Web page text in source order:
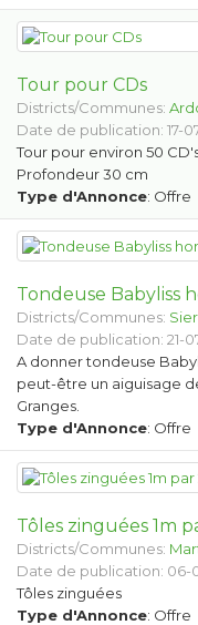
Tour pour CDs
Districts/Communes:
Date de publication: 17-
Tour pour environ 50
Profondeur 30 cm
Type d'Annonce: Offre
Tondeuse Babyliss
Districts/Communes:
Date de publication: 21-
A donner tondeuse
peut-être un aiguisage
Granges.
Type d'Annonce: Offre
Tôles zinguées 1m
Districts/Communes:
Date de publication: 06-
Tôles zinguées
Type d'Annonce: Offre